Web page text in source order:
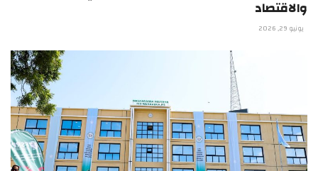
والاقتصاد
يونيو 29, 2026